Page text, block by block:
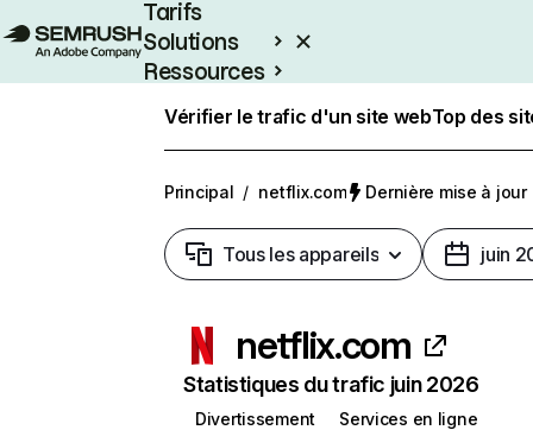
Tarifs
Solutions
Ressources
Vérifier le trafic d'un site webTop des
Principal / netflix.com Dernière mise à jour
Tous les appareils juin
netflix.com
Statistiques du trafic juin 2026
Divertissement
Services en ligne